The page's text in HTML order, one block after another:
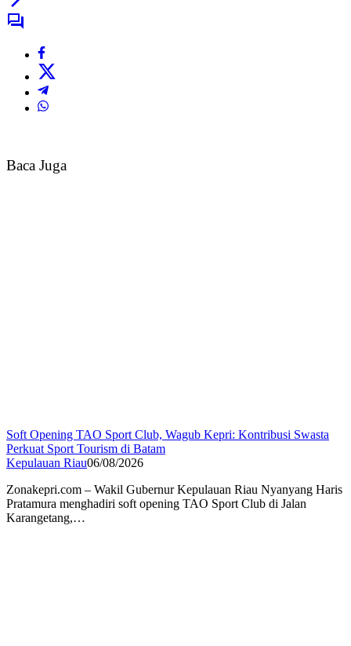
Baca Juga
Soft Opening TAO Sport Club, Wagub Kepri: Kontribusi Swasta
Perkuat Sport Tourism di Batam
Kepulauan Riau06/08/2026
Zonakepri.com – Wakil Gubernur Kepulauan Riau Nyanyang Haris
Pratamura menghadiri soft opening TAO Sport Club di Jalan
Karangetang,…